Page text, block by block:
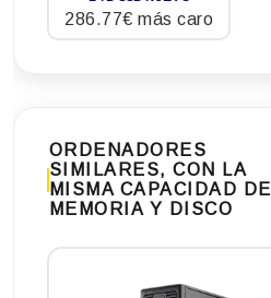
286.77€ más caro
ORDENADORES
SIMILARES, CON LA
MISMA CAPACIDAD DE
MEMORIA Y DISCO